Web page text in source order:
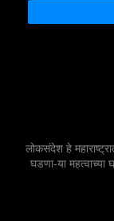
लोकसंदेश हे
घडणा-या महत्वाच्या